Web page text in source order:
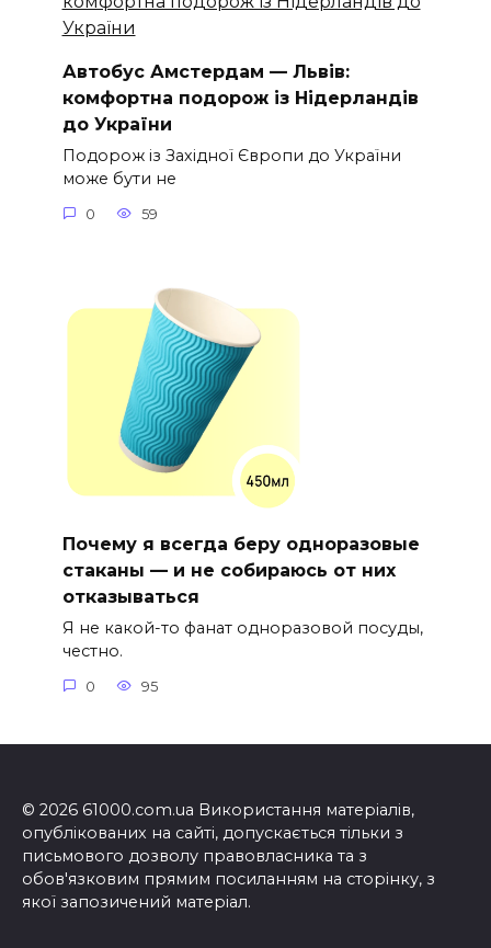
Автобус Амстердам — Львів:
комфортна подорож із Нідерландів
до України
Подорож із Західної Європи до України
може бути не
0 59
Почему я всегда беру одноразовые
стаканы — и не собираюсь от них
отказываться
Я не какой-то фанат одноразовой посуды,
честно.
0 95
© 2026 61000.com.ua Використання матеріалів,
опублікованих на сайті, допускається тільки з
письмового дозволу правовласника та з
обов'язковим прямим посиланням на сторінку, з
якої запозичений матеріал.